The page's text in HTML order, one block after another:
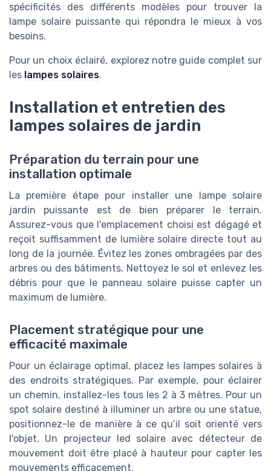
spécificités des différents modèles pour trouver la
lampe solaire puissante qui répondra le mieux à vos
besoins.
Pour un choix éclairé, explorez notre guide complet sur
les lampes solaires.
Installation et entretien des
lampes solaires de jardin
Préparation du terrain pour une
installation optimale
La première étape pour installer une lampe solaire
jardin puissante est de bien préparer le terrain.
Assurez-vous que l'emplacement choisi est dégagé et
reçoit suffisamment de lumière solaire directe tout au
long de la journée. Évitez les zones ombragées par des
arbres ou des bâtiments. Nettoyez le sol et enlevez les
débris pour que le panneau solaire puisse capter un
maximum de lumière.
Placement stratégique pour une
efficacité maximale
Pour un éclairage optimal, placez les lampes solaires à
des endroits stratégiques. Par exemple, pour éclairer
un chemin, installez-les tous les 2 à 3 mètres. Pour un
spot solaire destiné à illuminer un arbre ou une statue,
positionnez-le de manière à ce qu’il soit orienté vers
l'objet. Un projecteur led solaire avec détecteur de
mouvement doit être placé à hauteur pour capter les
mouvements efficacement.